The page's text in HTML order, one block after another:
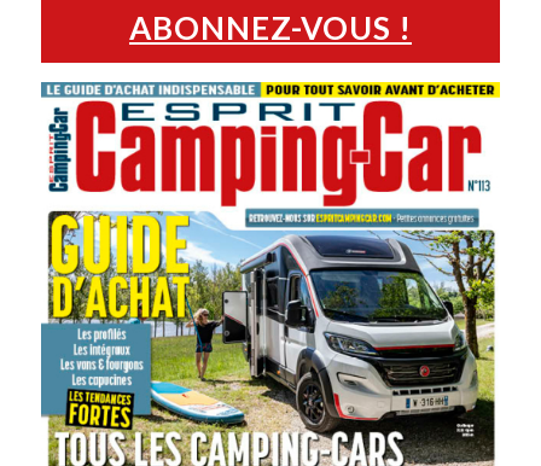
ABONNEZ-VOUS !